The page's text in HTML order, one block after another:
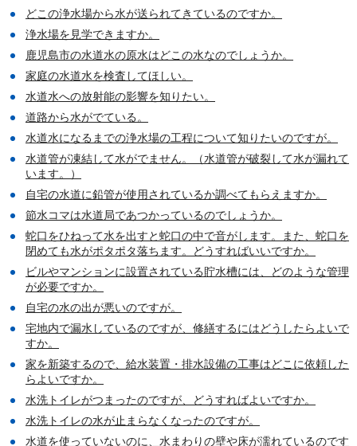
どこの浄水場から水が送られてきているのですか。
浄水場を見学できますか。
鹿児島市の水道水の原水はどこの水なのでしょうか。
家庭の水道水を検査してほしい。
水道水への放射能の影響を知りたい。
道路から水がでている。
水道水になるまでの浄水場の工程について知りたいのですが。
水道管が凍結して水がでません。（水道管が破裂して水が漏れて
います。）
自宅の水道に鉛管が使用されているか調べてもらえますか。
節水コマは水道局であつかっているのでしょうか。
蛇口をひねって水を出すと蛇口の中で音がします。また、蛇口を
閉めても水がポタポタ落ちます。どうすればいいですか。
ビルやマンションに設置されている貯水槽には、どのような管理
が必要ですか。
自宅の水の出が悪いのですが。
宅地内で漏水しているのですが、修繕するにはどうしたらよいで
すか。
家を新築するので、給水装置・排水設備の工事はどこに依頼した
らよいですか。
水洗トイレがつまったのですが、どうすればよいですか。
水洗トイレの水が止まらなくなったのですが。
水道を使っていないのに、水まわりの壁や床が濡れているのです